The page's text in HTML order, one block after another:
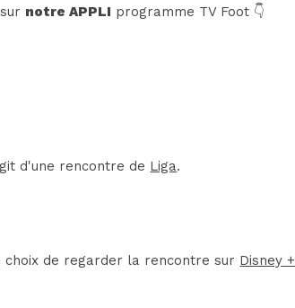
notre APPLI programme TV Foot 👇
d'une rencontre de Liga.
choix de regarder la rencontre sur Disney +